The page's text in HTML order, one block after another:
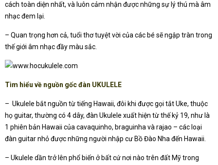
cách toàn diện nhất, và luôn cảm nhận được những sự lý thú mà âm
nhạc đem lại.
– Quan trọng hơn cả, tuổi thơ tuyệt vời của các bé sẽ ngập tràn trong
thế giới âm nhạc đầy màu sắc.
Tìm hiểu về nguồn gốc đàn UKULELE
– Ukulele bắt nguồn từ tiếng Hawaii, đôi khi được gọi tắt Uke, thuộc
họ guitar, thường có 4 dây, đàn Ukulele xuất hiện từ thế kỷ 19, như là
1 phiên bản Hawaii của cavaquinho, braguinha và rajao – các loại
đàn guitar nhỏ được những người nhập cư Bồ Đào Nha đến Hawaii.
– Ukulele dần trở lên phổ biến ở bất cứ nơi nào trên đất Mỹ trong